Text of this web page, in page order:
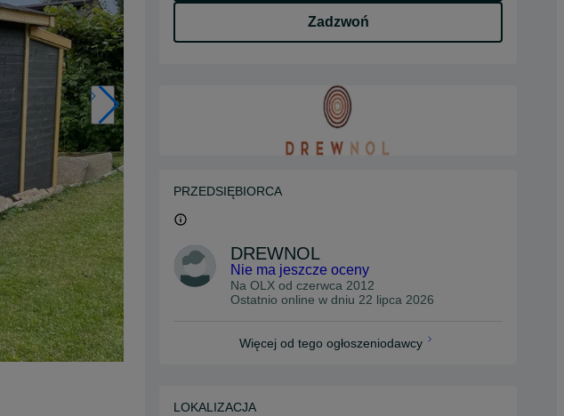
Zadzwoń
PRZEDSIĘBIORCA
DREWNOL
Nie ma jeszcze oceny
Na OLX od czerwca 2012
Ostatnio online w dniu 22 lipca 2026
Więcej od tego ogłoszeniodawcy
LOKALIZACJA